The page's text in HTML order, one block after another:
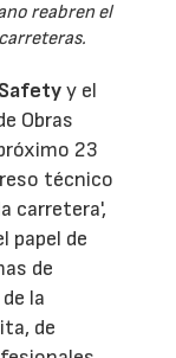
reabren el
y el
Obras
23
técnico
carretera',
papel de
de
la
de